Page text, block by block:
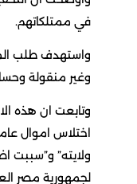
في ممتلكاتهم.
واستهدف طلب
وغير منقولة
وتابعت ان هذه
اختلاس اموال
ولايته” و”سببت
لجمهورية مصر